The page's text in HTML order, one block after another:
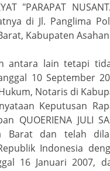
"PARAPAT
di Jl. Panglima
Kabupaten
antara lain tetapi
10 September
Notaris di
Keputusan
QUOERIENA JULI
Barat dan telah
Indonesia
16 Januari 2007,